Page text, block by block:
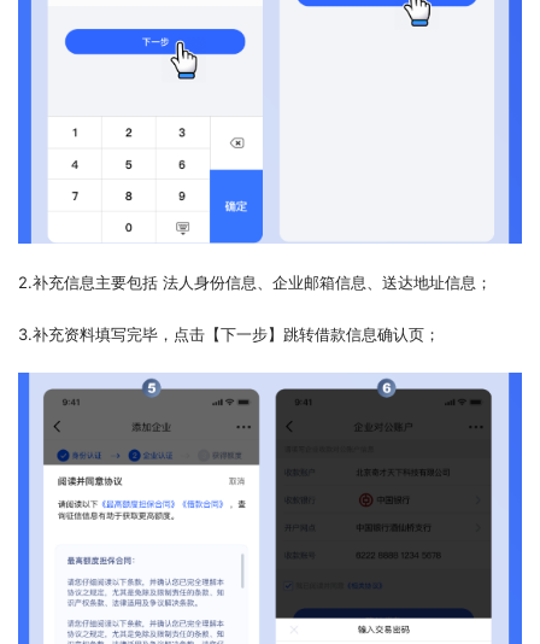
2.补充信息主要包括 法人身份信息、企业邮箱信息、送达地址信息；
3.补充资料填写完毕，点击【下一步】跳转借款信息确认页；